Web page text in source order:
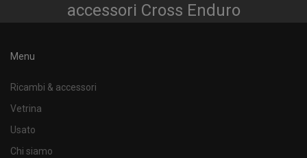
accessori Cross Enduro
Menu
Ricambi & accessori
Vetrina
Usato
Chi siamo